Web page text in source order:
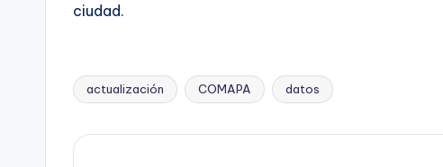
ciudad.
Etiquetas:
actualización COMAPA datos